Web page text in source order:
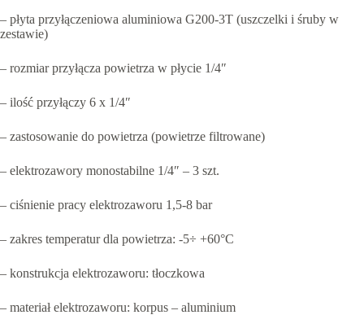
– płyta przyłączeniowa aluminiowa G200-3T (uszczelki i śruby w
zestawie)
– rozmiar przyłącza powietrza w płycie 1/4″
– ilość przyłączy 6 x 1/4″
– zastosowanie do powietrza (powietrze filtrowane)
– elektrozawory monostabilne 1/4″ – 3 szt.
– ciśnienie pracy elektrozaworu 1,5-8 bar
– zakres temperatur dla powietrza: -5÷ +60°C
– konstrukcja elektrozaworu: tłoczkowa
– materiał elektrozaworu: korpus – aluminium